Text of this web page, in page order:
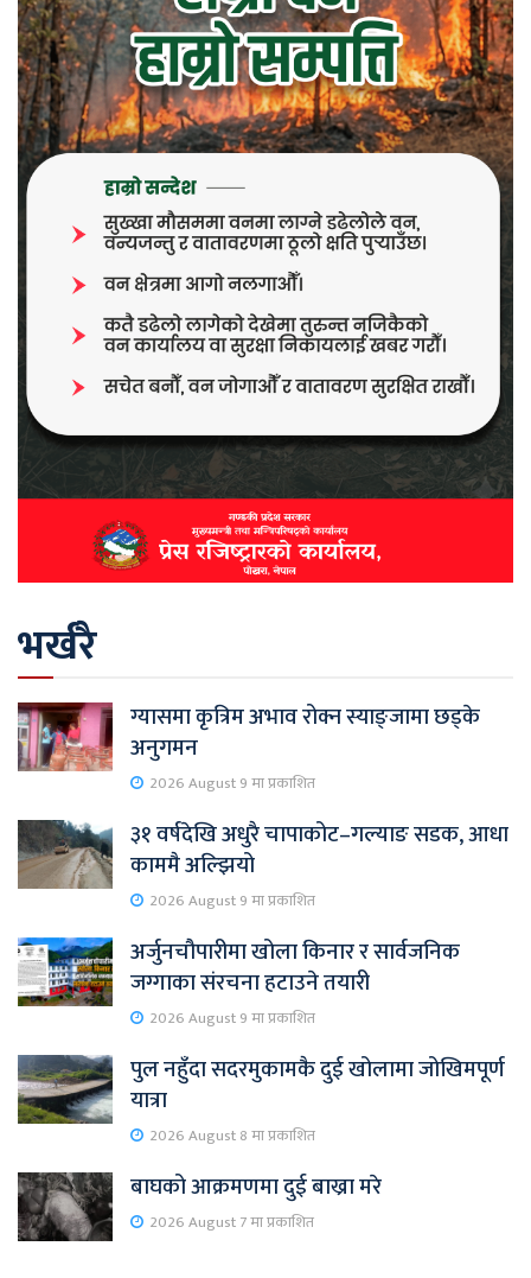
भर्खरै
ग्यासमा कृत्रिम अभाव रोक्न स्याङ्जामा छड्के
अनुगमन
2026 August 9 मा प्रकाशित
३१ वर्षदेखि अधुरै चापाकोट–गल्याङ सडक, आधा
काममै अल्झियो
2026 August 9 मा प्रकाशित
अर्जुनचौपारीमा खोला किनार र सार्वजनिक
जग्गाका संरचना हटाउने तयारी
2026 August 9 मा प्रकाशित
पुल नहुँदा सदरमुकामकै दुई खोलामा जोखिमपूर्ण
यात्रा
2026 August 8 मा प्रकाशित
बाघको आक्रमणमा दुई बाख्रा मरे
2026 August 7 मा प्रकाशित